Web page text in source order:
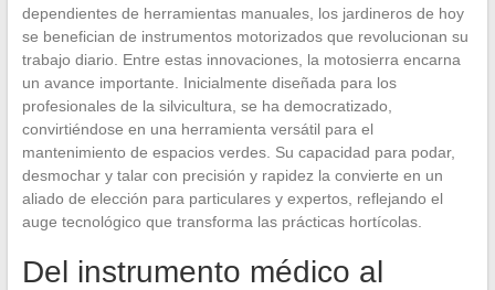
dependientes de herramientas manuales, los jardineros de hoy
se benefician de instrumentos motorizados que revolucionan su
trabajo diario. Entre estas innovaciones, la motosierra encarna
un avance importante. Inicialmente diseñada para los
profesionales de la silvicultura, se ha democratizado,
convirtiéndose en una herramienta versátil para el
mantenimiento de espacios verdes. Su capacidad para podar,
desmochar y talar con precisión y rapidez la convierte en un
aliado de elección para particulares y expertos, reflejando el
auge tecnológico que transforma las prácticas hortícolas.
Del instrumento médico al